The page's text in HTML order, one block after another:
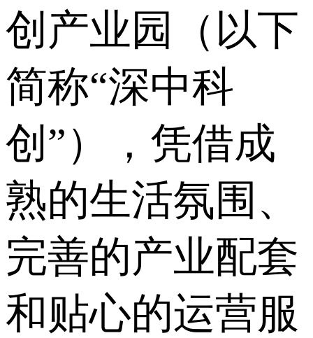
创产业园（以下
简称“深中科
创”），凭借成
熟的生活氛围、
完善的产业配套
和贴心的运营服